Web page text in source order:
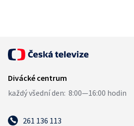
261 136 113